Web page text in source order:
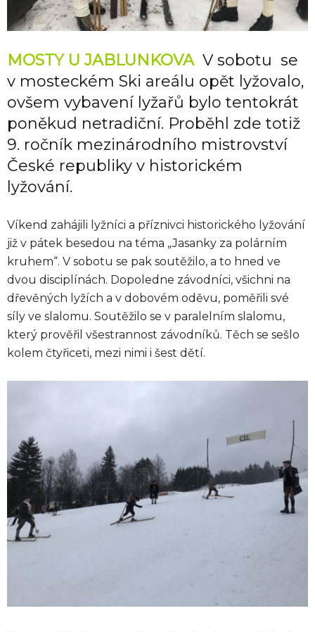
MOSTY U JABLUNKOVA V sobotu se
v mosteckém Ski areálu opět lyžovalo,
ovšem vybavení lyžařů bylo tentokrát
poněkud netradiční. Proběhl zde totiž
9. ročník mezinárodního mistrovství
České republiky v historickém
lyžování.
Víkend zahájili lyžníci a příznivci historického lyžování
již v pátek besedou na téma „Jasanky za polárním
kruhem“. V sobotu se pak soutěžilo, a to hned ve
dvou disciplínách. Dopoledne závodníci, všichni na
dřevěných lyžích a v dobovém oděvu, poměřili své
síly ve slalomu. Soutěžilo se v paralelním slalomu,
který prověřil všestrannost závodníků. Těch se sešlo
kolem čtyřiceti, mezi nimi i šest dětí.